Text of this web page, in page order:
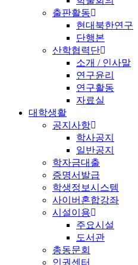
출판활동
현대북한연구
단행본
산학협력단
소개 / 인사말
연구윤리
연구활동
자료실
대학생활
공지사항
학사공지
일반공지
학자금대출
증명서발급
학생정보시스템
사이버혼합강좌
시설이용
주요시설
도서관
총동문회
인권센터